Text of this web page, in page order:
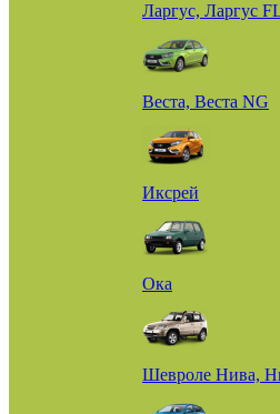
Ларгус, Ларгус
Веста, Веста NG
Иксрей
Ока
Шевроле Нива,